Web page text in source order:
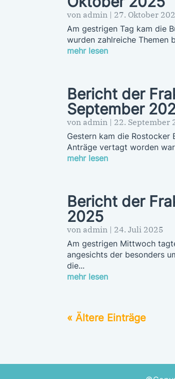
von admin | 27. Oktober
Am gestrigen Tag kam die
wurden zahlreiche Themen
mehr lesen
Bericht der
September
von admin | 22. September
Gestern kam die Rostocker
Anträge vertagt worden
mehr lesen
Bericht der
2025
von admin | 24. Juli 2025
Am gestrigen Mittwoch
angesichts der besonders
die...
mehr lesen
« Ältere Einträge